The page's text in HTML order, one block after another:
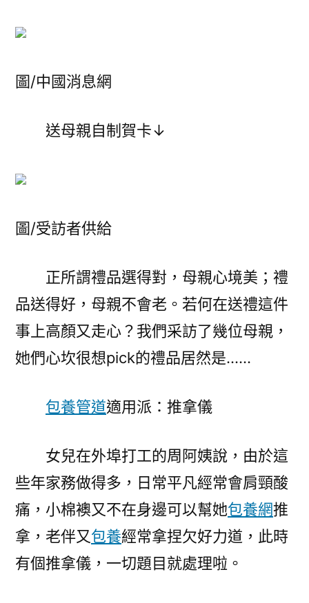
圖/中國消息網
送母親自制賀卡↓
圖/受訪者供給
正所謂禮品選得對，母親心境美；禮
品送得好，母親不會老。若何在送禮這件
事上高顏又走心？我們采訪了幾位母親，
她們心坎很想pick的禮品居然是……
包養管道適用派：推拿儀
女兒在外埠打工的周阿姨說，由於這
些年家務做得多，日常平凡經常會肩頸酸
痛，小棉襖又不在身邊可以幫她包養網推
拿，老伴又包養經常拿捏欠好力道，此時
有個推拿儀，一切題目就處理啦。